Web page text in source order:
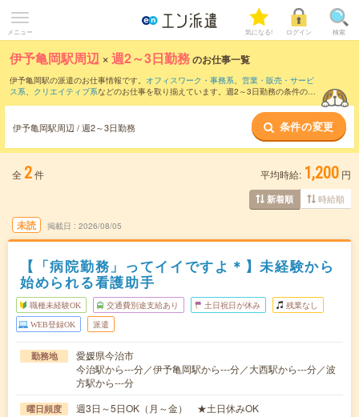
メニュー 気になる! ログイン 検索
伊予亀岡駅周辺 ×週2～3日勤務のお仕事一覧
伊予亀岡駅の派遣のお仕事情報です。 オフィスワーク・事務系、 営業・販売・サービ
ス系、 クリエイティブ系などのお仕事を取り揃えています。週2～3日勤務の条件の他
伊予亀岡駅周辺 / 週2～3日勤務 条件の変更
全 2件 平均時給: 1,200 円
新着順 時給順
未読 掲載日 2026/08/05
【「病院勤務」ってイイですよ＊】未経験から
始められる看護助手
職種未経験OK 交通費別途支給あり 土日祝日が休み 残業なし
WEB登録OK 派遣
勤務地
愛媛県今治市
今治駅から---分／伊予亀岡駅から---分／大西駅から---分／波
方駅から---分
曜日頻度 週3日～5日OK（月～金） ★土日休みOK